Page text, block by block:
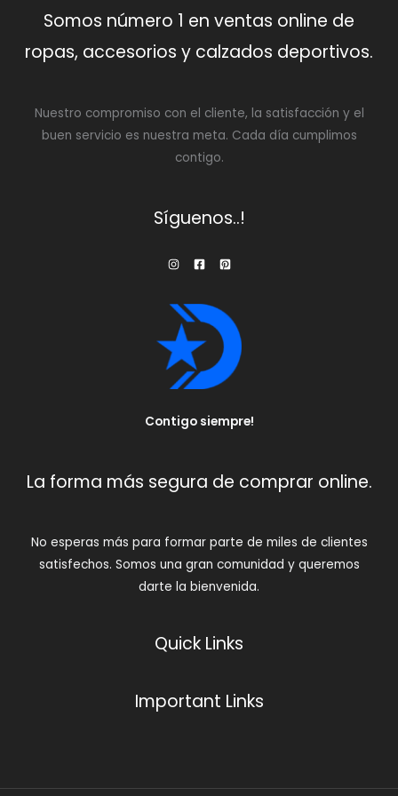
Somos número 1 en ventas online de
ropas, accesorios y calzados deportivos.
Nuestro compromiso con el cliente, la satisfacción y el
buen servicio es nuestra meta. Cada día cumplimos
contigo.
Síguenos..!
Contigo siempre!
La forma más segura de comprar online.
No esperas más para formar parte de miles de clientes
satisfechos. Somos una gran comunidad y queremos
darte la bienvenida.
Quick Links
Important Links